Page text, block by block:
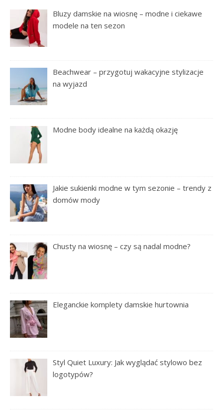
Bluzy damskie na wiosnę – modne i ciekawe
modele na ten sezon
Beachwear – przygotuj wakacyjne stylizacje
na wyjazd
Modne body idealne na każdą okazję
Jakie sukienki modne w tym sezonie – trendy z
domów mody
Chusty na wiosnę – czy są nadal modne?
Eleganckie komplety damskie hurtownia
Styl Quiet Luxury: Jak wyglądać stylowo bez
logotypów?